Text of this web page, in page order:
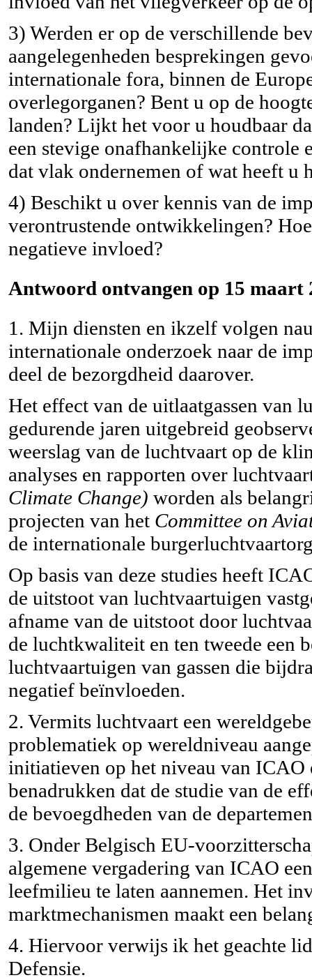
3) Werden er op de verschillende
aangelegenheden besprekingen
internationale fora, binnen de
overlegorganen? Bent u op de
landen? Lijkt het voor u houdbaar
een stevige onafhankelijke controle
dat vlak ondernemen of wat heeft u
4) Beschikt u over kennis van de
verontrustende ontwikkelingen?
negatieve invloed?
Antwoord ontvangen op 15 maart
1. Mijn diensten en ikzelf volgen
internationale onderzoek naar de
deel de bezorgdheid daarover.
Het effect van de uitlaatgassen van
gedurende jaren uitgebreid
weerslag van de luchtvaart op de
analyses en rapporten over
Climate Change) worden als
projecten van het Committee on
de internationale
Op basis van deze studies heeft
de uitstoot van luchtvaartuigen
afname van de uitstoot door
de luchtkwaliteit en ten tweede een
luchtvaartuigen van gassen die
negatief beïnvloeden.
2. Vermits luchtvaart een
problematiek op wereldniveau
initiatieven op het niveau van ICAO
benadrukken dat de studie van de
de bevoegdheden van de
3. Onder Belgisch EU-
algemene vergadering van ICAO
leefmilieu te laten aannemen. Het
marktmechanismen maakt een
4. Hiervoor verwijs ik het geachte
Defensie.